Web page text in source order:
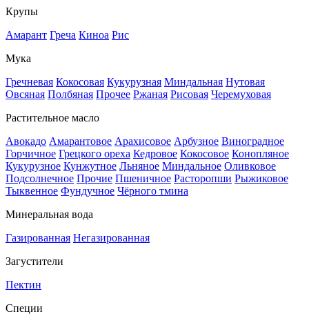
Крупы
Амарант Греча Киноа Рис
Мука
Гречневая Кокосовая Кукурузная Миндальная Нутовая
Овсяная Полбяная Прочее Ржаная Рисовая Черемуховая
Растительное масло
Авокадо Амарантовое Арахисовое Арбузное Виноградное
Горчичное Грецкого ореха Кедровое Кокосовое Конопляное
Кукурузное Кунжутное Льняное Миндальное Оливковое
Подсолнечное Прочие Пшеничное Расторопши Рыжиковое
Тыквенное Фундучное Чёрного тмина
Минеральная вода
Газированная Негазированная
Загустители
Пектин
Специи